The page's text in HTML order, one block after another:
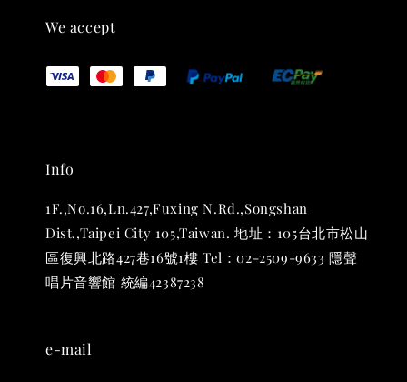
NT$ 880
加入購物車
We accept
Info
1F.,No.16,Ln.427,Fuxing N.Rd.,Songshan
Dist.,Taipei City 105,Taiwan. 地址：105台北市松山
區復興北路427巷16號1樓 Tel：02-2509-9633 隱聲
唱片音響館 統編42387238
e-mail